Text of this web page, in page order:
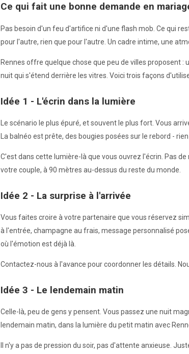
Ce qui fait une bonne demande en
Pas besoin d'un feu d'artifice ni d'une flash mob. Ce qui
pour l'autre, rien que pour l'autre. Un cadre intime, une
Rennes offre quelque chose que peu de villes proposent
nuit qui s'étend derrière les vitres. Voici trois façons
Idée 1 - L'écrin dans la lumière
Le scénario le plus épuré, et souvent le plus fort. Vous
La balnéo est prête, des bougies posées sur le rebord -
C'est dans cette lumière-là que vous ouvrez l'écrin. Pas
votre couple, à 90 mètres au-dessus du reste du monde.
Idée 2 - La surprise à l'arrivée
Vous faites croire à votre partenaire que vous réservez
à l'entrée, champagne au frais, message personnalisé
où l'émotion est déjà là.
Contactez-nous à l'avance pour coordonner les détails.
Idée 3 - Le lendemain matin
Celle-là, peu de gens y pensent. Vous passez une nuit
lendemain matin, dans la lumière du petit matin avec
Il n'y a pas de pression du soir, pas d'attente anxieuse.